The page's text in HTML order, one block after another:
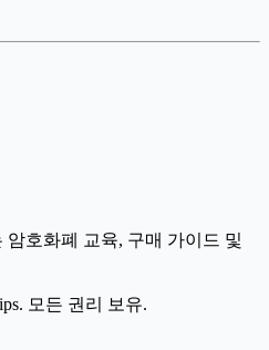
호화폐 교육, 구매 가이드 및
모든 권리 보유.